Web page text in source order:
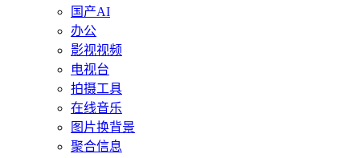
国产AI
办公
影视视频
电视台
拍摄工具
在线音乐
图片换背景
聚合信息